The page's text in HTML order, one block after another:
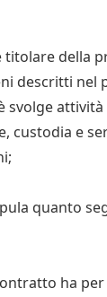
titolare della
descritti nel
svolge
custodia e
quanto
ha